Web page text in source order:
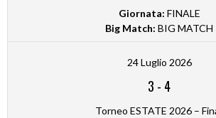
Giornata: FINALE
Big Match: BIG MATCH
24 Luglio 2026
3 - 4
Torneo ESTATE 2026 –